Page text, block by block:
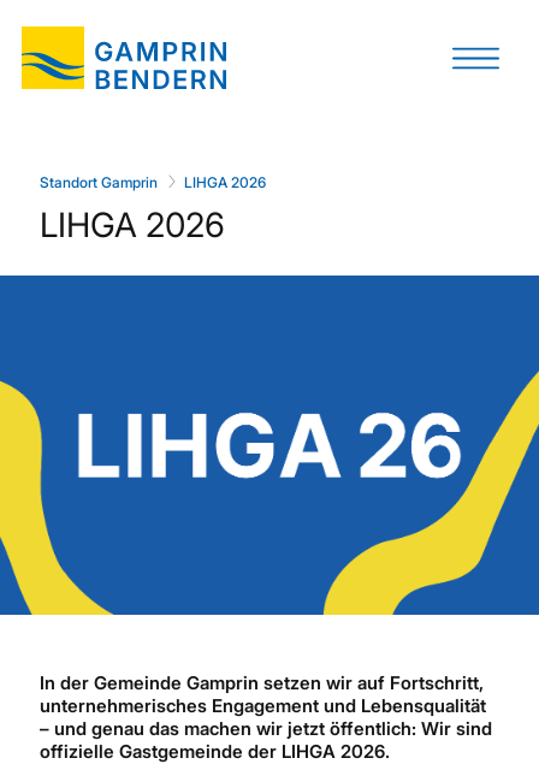
Standort Gamprin LIHGA 2026
LIHGA 2026
In der Gemeinde Gamprin setzen wir auf Fortschritt,
unternehmerisches Engagement und Lebensqualität
– und genau das machen wir jetzt öffentlich: Wir sind
offizielle Gastgemeinde der LIHGA 2026.